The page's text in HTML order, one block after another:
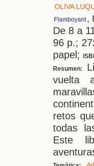
OLIVA
Flamboyant ,
De 8 a
96 p.;
papel;
Resumen:
vuelta
retos
todas
Este